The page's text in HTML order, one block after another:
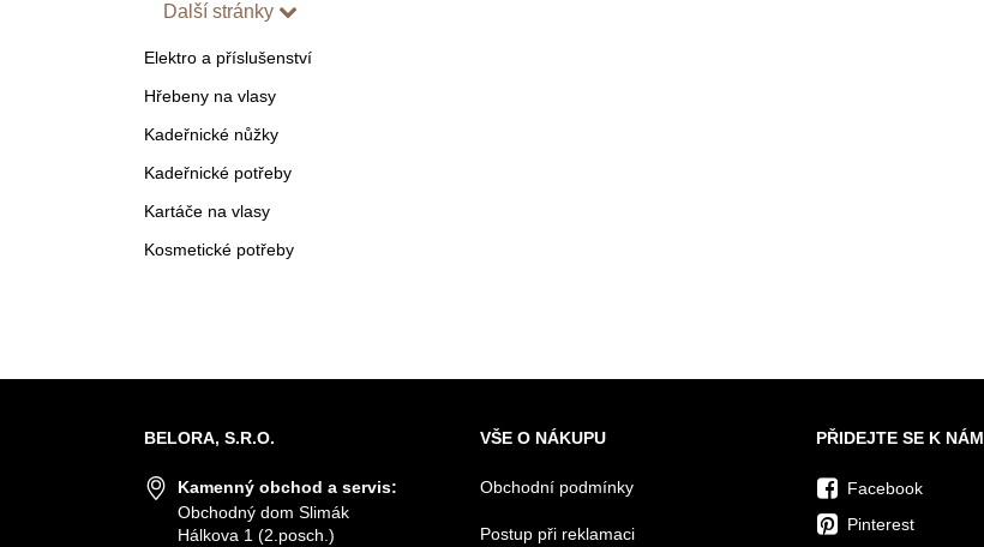
Další stránky
Elektro a příslušenství
Hřebeny na vlasy
Kadeřnické nůžky
Kadeřnické potřeby
Kartáče na vlasy
Kosmetické potřeby
BELORA, S.R.O.
Kamenný obchod a servis:
Obchodný dom Slimák
Hálkova 1 (2.posch.)
VŠE O NÁKUPU
Obchodní podmínky
Postup při reklamaci
PŘIDEJTE SE K NÁM
Facebook
Pinterest